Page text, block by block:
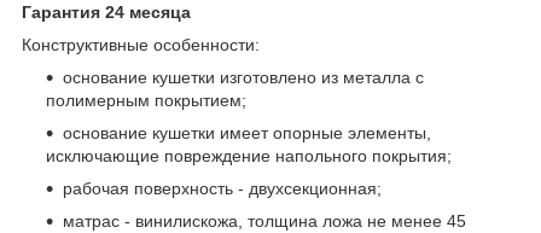
Гарантия 24 месяца
Конструктивные особенности:
основание кушетки изготовлено из металла с
полимерным покрытием;
основание кушетки имеет опорные элементы,
исключающие повреждение напольного покрытия;
рабочая поверхность - двухсекционная;
матрас - винилискожа, толщина ложа не менее 45